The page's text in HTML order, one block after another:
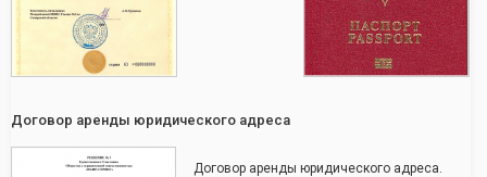
Договор аренды юридического адреса
Договор аренды юридического адреса.